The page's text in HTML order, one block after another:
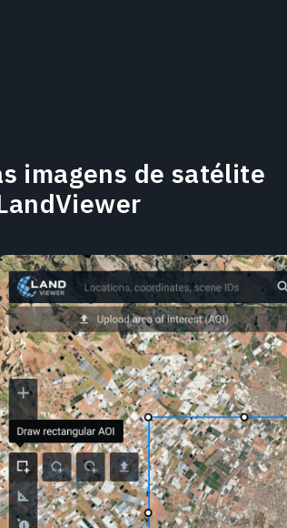
imagens de satélite